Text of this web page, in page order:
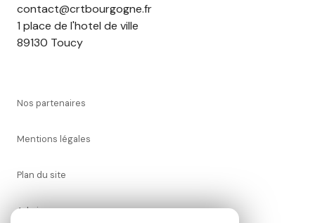
contact@crtbourgogne.fr
1 place de l'hotel de ville
89130 Toucy
nos partenaires
mentions légales
plan du site
admin